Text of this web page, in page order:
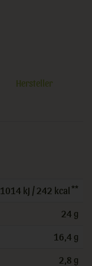
Hersteller
1014 kJ / 242 kcal**
24 g
16,4 g
2,8 g